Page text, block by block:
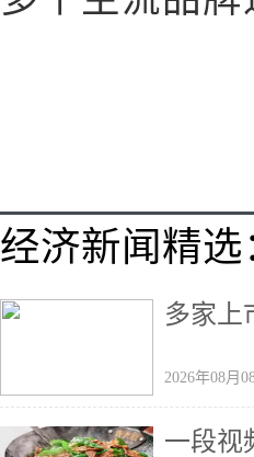
经济新闻精选
多家上
2026年08月
一段视